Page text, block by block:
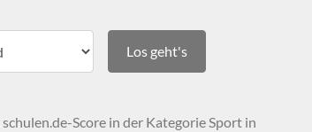
Los geht's
Score in der Kategorie Sport in